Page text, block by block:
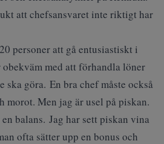
att chefsansvaret inte riktigt har
personer att gå entusiastiskt i
med att förhandla löner
ska göra. En bra chef måste också
morot. Men jag är usel på piskan.
balans. Jag har sett piskan vina
ofta sätter upp en bonus och